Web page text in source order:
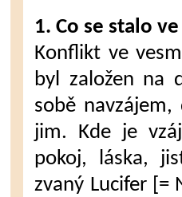
1. Co se stalo
Konflikt ve
byl založen na
sobě
jim. Kde je
pokoj, láska,
zvaný Lucifer [=